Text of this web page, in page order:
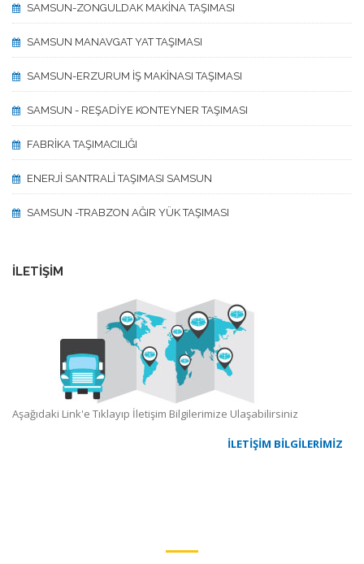
SAMSUN-ZONGULDAK MAKİNA TAŞIMASI
SAMSUN MANAVGAT YAT TAŞIMASI
SAMSUN-ERZURUM İŞ MAKİNASI TAŞIMASI
SAMSUN - REŞADİYE KONTEYNER TAŞIMASI
FABRİKA TAŞIMACILIĞI
ENERJİ SANTRALİ TAŞIMASI SAMSUN
SAMSUN -TRABZON AĞIR YÜK TAŞIMASI
İLETİŞİM
Aşağıdaki Link'e Tıklayıp İletişim Bilgilerimize Ulaşabilirsiniz
İLETİŞİM BİLGİLERİMİZ